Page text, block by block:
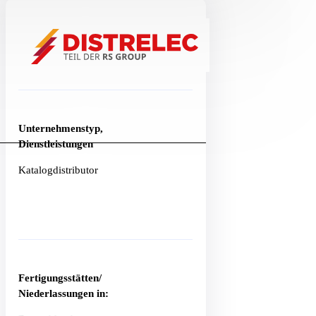
Unternehmenstyp,
Dienstleistungen
Katalogdistributor
Fertigungsstätten/
Niederlassungen in: